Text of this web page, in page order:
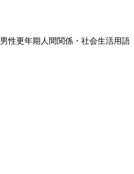
男性更年期 人間関係・社会生活用語